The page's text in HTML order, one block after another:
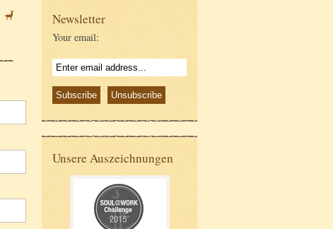
Newsletter
Your email:
Unsere Auszeichnungen